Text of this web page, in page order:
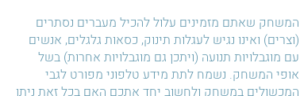
המשחק שאתם מזמינים עלול להכיל מעברים נסתרים
(וצרים) ואינו נגיש לעגלות תינוק, כסאות גלגלים, אנשים
עם מוגבלויות תנועה (ויתכן גם מוגבלויות אחרות) בשל
אופי המשחק. נשמח לתת מידע טלפוני מפורט לגבי
המכשולים במשחק ולחשוב יחד אתכם האם בכל זאת ניתן